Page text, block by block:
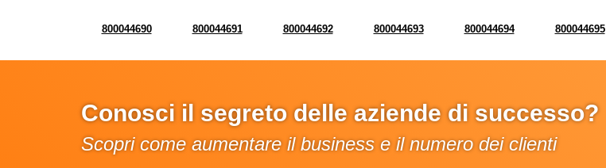
800044690 800044691 800044692 800044693 800044694 800044695
Conosci il segreto delle aziende di successo?
Scopri come aumentare il business e il numero dei clienti